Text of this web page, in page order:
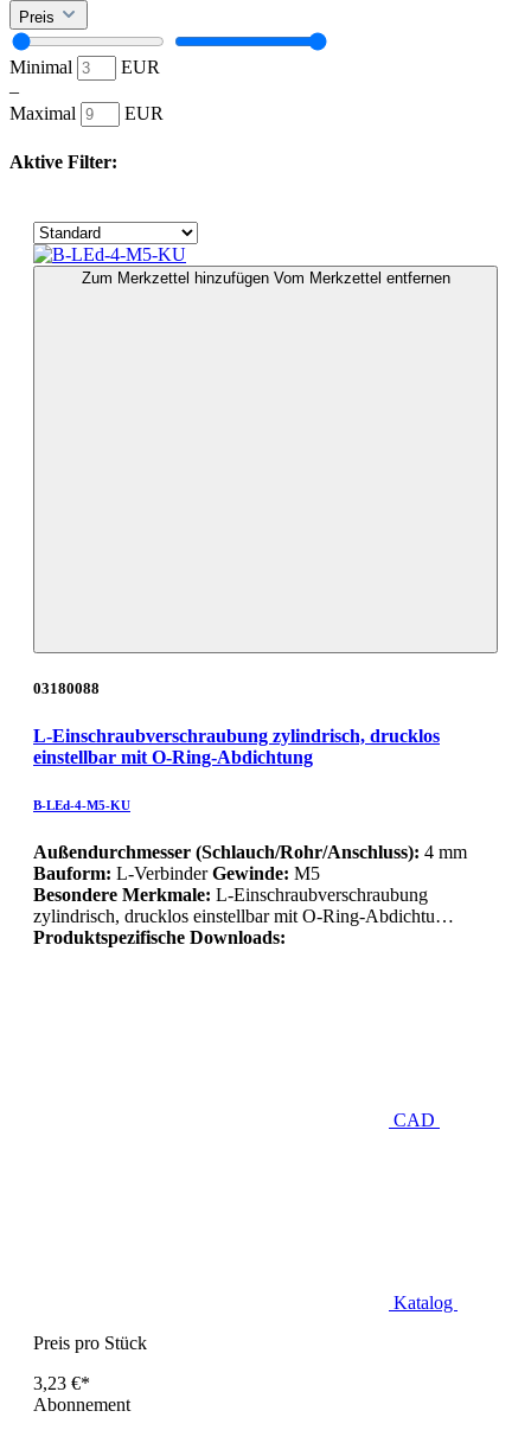
Preis
Minimal
EUR
–
Maximal
EUR
Aktive Filter:
Zum Merkzettel hinzufügen Vom Merkzettel entfernen
03180088
L-Einschraubverschraubung zylindrisch, drucklos
einstellbar mit O-Ring-Abdichtung
B-LEd-4-M5-KU
Außendurchmesser (Schlauch/Rohr/Anschluss): 4 mm
Bauform: L-VerbinderGewinde: M5
Besondere Merkmale: L-Einschraubverschraubung
zylindrisch, drucklos einstellbar mit O-Ring-Abdichtu…
Produktspezifische Downloads:
CAD
Katalog
Preis pro Stück
3,23 €*
Abonnement